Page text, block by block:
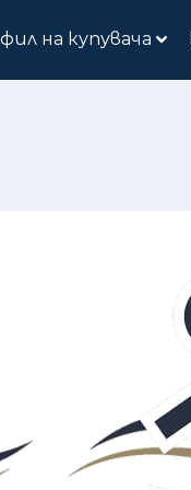
на купувача